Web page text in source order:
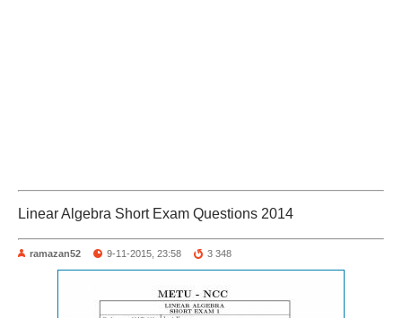
Linear Algebra Short Exam Questions 2014
ramazan52 9-11-2015, 23:58 3 348